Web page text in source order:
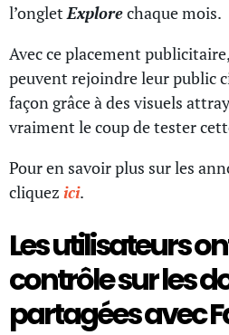
l’ongletExplorechaque mois.
Avec ce placement
peuvent rejoindre leur public
façon grâce à des visuels
vraiment le coup de tester
Pour en savoir plus sur les
cliquez ici.
Les utilisateurs
contrôle sur les
partagées avec